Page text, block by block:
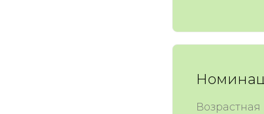
Возрастная